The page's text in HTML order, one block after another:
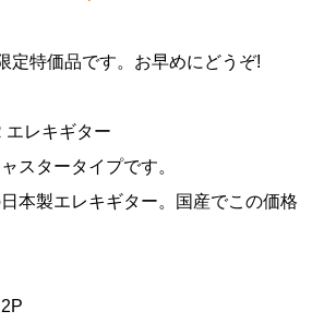
定特価品です。お早めにどうぞ!
エレキギター
スタータイプです。
本製エレキギター。国産でこの価格